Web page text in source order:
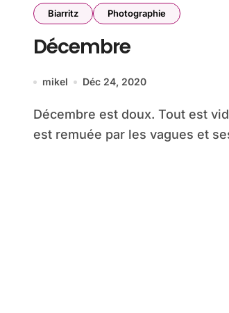
Biarritz Photographie
Décembre
mikel Déc 24, 2020
Décembre est doux. Tout est vide, la plage
est remuée par les vagues et